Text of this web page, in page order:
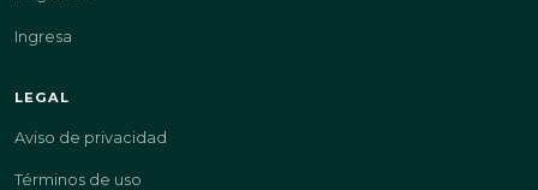
Ingresa
LEGAL
Aviso de privacidad
Términos de uso